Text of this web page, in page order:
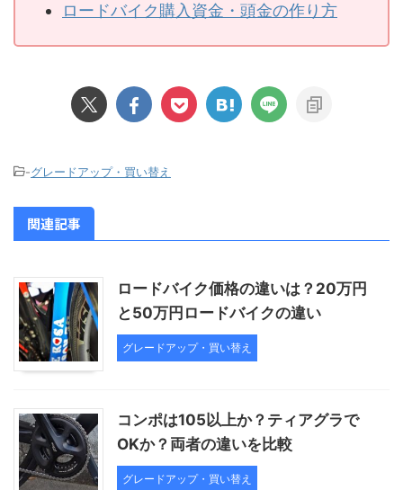
ロードバイク購入資金・頭金の作り方
-グレードアップ・買い替え
関連記事
ロードバイク価格の違いは？20万円
と50万円ロードバイクの違い
グレードアップ・買い替え
コンポは105以上か？ティアグラで
OKか？両者の違いを比較
グレードアップ・買い替え